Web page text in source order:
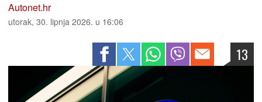
Autonet.hr
utorak, 30. lipnja 2026. u 16:06
13